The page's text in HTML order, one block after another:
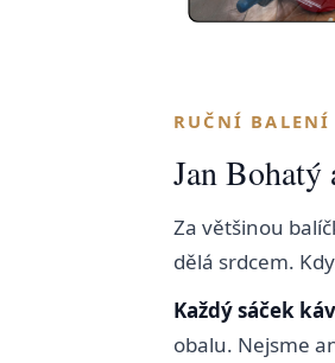
RUČNÍ
Jan Bohatý
Za většinou
dělá srdcem.
Každý sáček
obalu. Nejsme